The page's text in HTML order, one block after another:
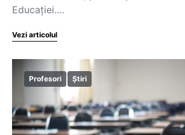
Educației.…
Vezi articolul
Profesori Știri